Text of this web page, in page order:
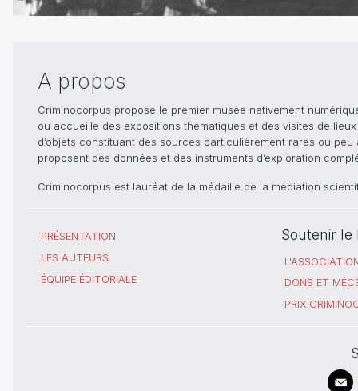
A propos
Criminocorpus propose le premier musée nativement
ou accueille des expositions thématiques et des visites de
d’objets constituant des sources particulièrement rares ou
proposent des données et des instruments d’exploration
Criminocorpus est lauréat de la médaille de la médiation
PRÉSENTATION
LES AUTEURS
ÉQUIPE ÉDITORIALE
Soutenir le
DONS ET
PRIX